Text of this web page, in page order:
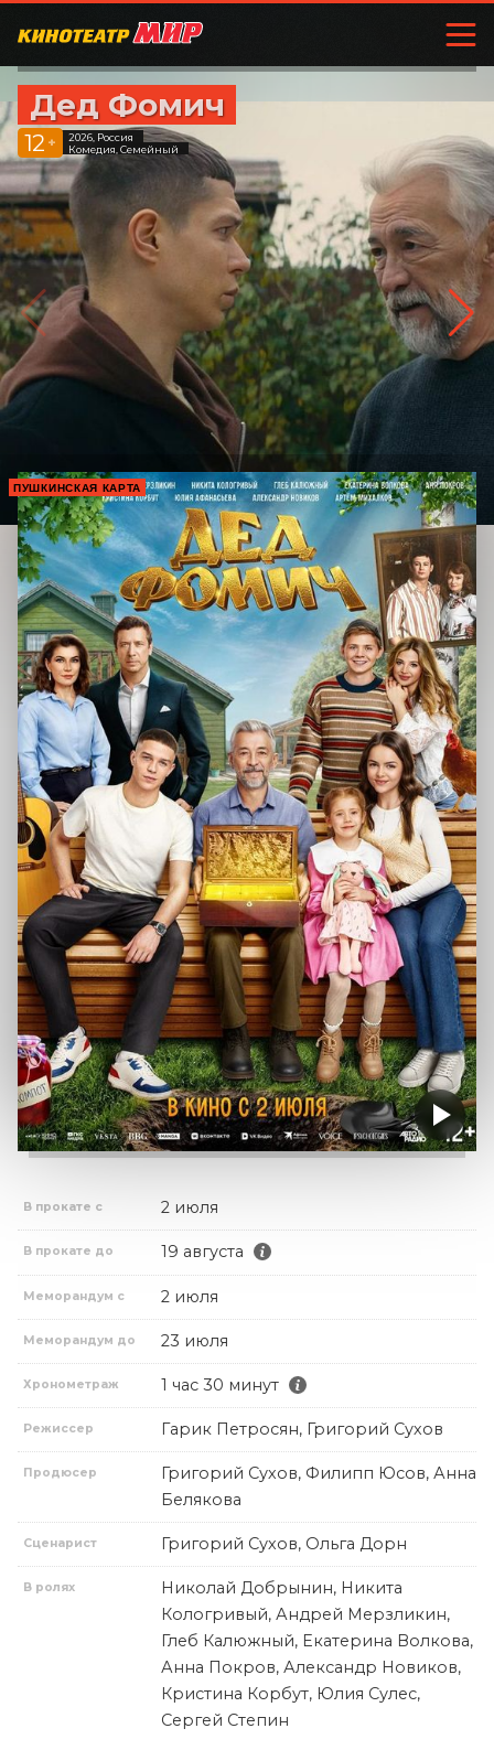
Дед Фомич
12 +
2026, Россия
Комедия, Семейный
ПУШКИНСКАЯ КАРТА
В прокате с 2 июля
В прокате до 19 августа
Меморандум с 2 июля
Меморандум до 23 июля
Хронометраж 1 час 30 минут
Режиссер Гарик Петросян, Григорий Сухов
Продюсер
Григорий Сухов, Филипп Юсов, Анна
Белякова
Сценарист Григорий Сухов, Ольга Дорн
В ролях
Николай Добрынин, Никита
Кологривый, Андрей Мерзликин,
Глеб Калюжный, Екатерина Волкова,
Анна Покров, Александр Новиков,
Кристина Корбут, Юлия Сулес,
Сергей Степин